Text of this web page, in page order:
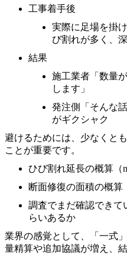
工事着手後
実際に足場を掛
び割れが多く、
結果
施工業者「数量
します」
発注側「そんな
がギクシャク
避けるためには、少なくと
ことが重要です。
ひび割れ延長の概算（
断面修復の面積の概算
調査でまだ確認できて
らいあるか
業界の感覚として、「一式
量精算や追加協議が増え、